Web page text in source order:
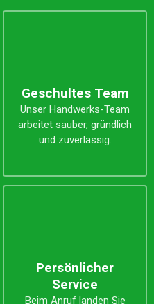
Geschultes Team
Unser Handwerks-Team
arbeitet sauber, gründlich
und zuverlässig.
Persönlicher
Service
Beim Anruf landen Sie